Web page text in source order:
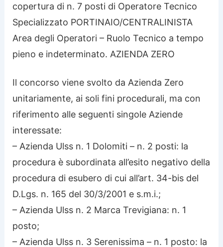
copertura di n. 7 posti di Operatore Tecnico
Specializzato PORTINAIO/CENTRALINISTA
Area degli Operatori – Ruolo Tecnico a tempo
pieno e indeterminato. AZIENDA ZERO
Il concorso viene svolto da Azienda Zero
unitariamente, ai soli fini procedurali, ma con
riferimento alle seguenti singole Aziende
interessate:
– Azienda Ulss n. 1 Dolomiti – n. 2 posti: la
procedura è subordinata all’esito negativo della
procedura di esubero di cui all’art. 34-bis del
D.Lgs. n. 165 del 30/3/2001 e s.m.i.;
– Azienda Ulss n. 2 Marca Trevigiana: n. 1
posto;
– Azienda Ulss n. 3 Serenissima – n. 1 posto: la